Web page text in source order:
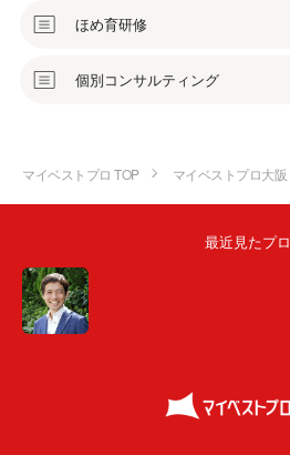
ほめ育研修
個別コンサルティング
マイベストプロ TOP マイベストプロ大阪
最近見たプロ